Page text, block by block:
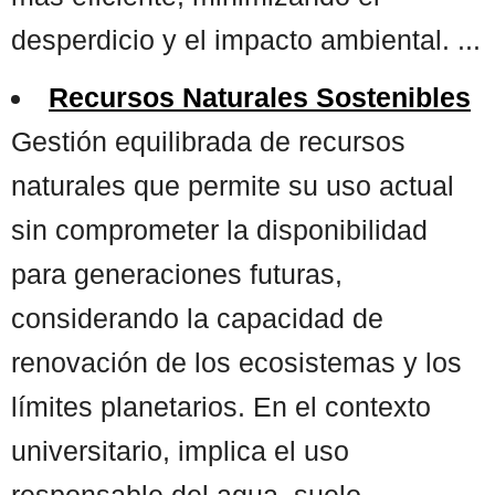
desperdicio y el impacto ambiental. ...
Recursos Naturales Sostenibles
Gestión equilibrada de recursos
naturales que permite su uso actual
sin comprometer la disponibilidad
para generaciones futuras,
considerando la capacidad de
renovación de los ecosistemas y los
límites planetarios. En el contexto
universitario, implica el uso